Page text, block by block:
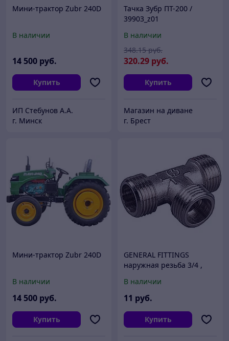
Мини-трактор Zubr 240D
В наличии
14 500 руб.
Купить
ИП Cтебунов А.А.
г. Минск
Тачка Зубр ПТ-200 /
39903_z01
В наличии
320.29 руб.
348.15 руб.
Купить
Магазин на диване
г. Брест
Мини-трактор Zubr 240D
В наличии
14 500 руб.
Купить
GENERAL FITTINGS
наружная резьба 3/4 ,
3/4)
В наличии
11 руб.
Купить